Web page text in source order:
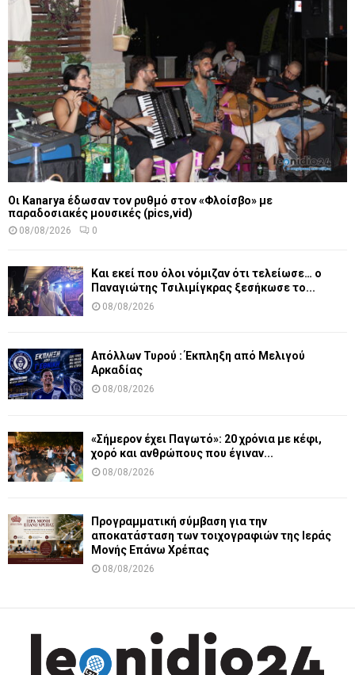
Οι Kanarya έδωσαν τον ρυθμό στον «Φλοίσβο» με
παραδοσιακές μουσικές (pics,vid)
08/08/2026 0
Και εκεί που όλοι νόμιζαν ότι τελείωσε… ο
Παναγιώτης Τσιλιμίγκρας ξεσήκωσε το...
08/08/2026
Απόλλων Τυρού : Έκπληξη από Μελιγού
Αρκαδίας
08/08/2026
«Σήμερον έχει Παγωτό»: 20 χρόνια με κέφι,
χορό και ανθρώπους που έγιναν...
08/08/2026
Προγραμματική σύμβαση για την
αποκατάσταση των τοιχογραφιών της Ιεράς
Μονής Επάνω Χρέπας
08/08/2026